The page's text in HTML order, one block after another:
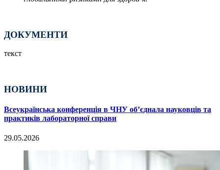
ДОКУМЕНТИ
текст
НОВИНИ
Всеукраїнська конференція в ЧНУ об’єднала науковців та
практиків лабораторної справи
29.05.2026